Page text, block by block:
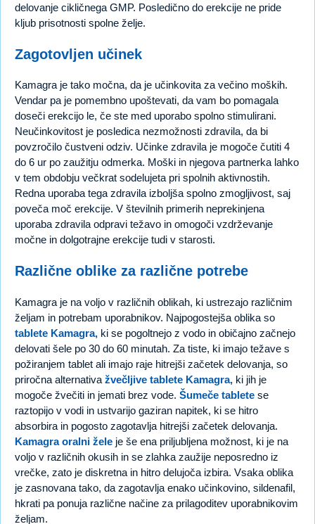
delovanje cikličnega GMP. Posledično do erekcije ne pride
kljub prisotnosti spolne želje.
Zagotovljen učinek
Kamagra je tako močna, da je učinkovita za večino moških.
Vendar pa je pomembno upoštevati, da vam bo pomagala
doseči erekcijo le, če ste med uporabo spolno stimulirani.
Neučinkovitost je posledica nezmožnosti zdravila, da bi
povzročilo čustveni odziv. Učinke zdravila je mogoče čutiti 4
do 6 ur po zaužitju odmerka. Moški in njegova partnerka lahko
v tem obdobju večkrat sodelujeta pri spolnih aktivnostih.
Redna uporaba tega zdravila izboljša spolno zmogljivost, saj
poveča moč erekcije. V številnih primerih neprekinjena
uporaba zdravila odpravi težavo in omogoči vzdrževanje
močne in dolgotrajne erekcije tudi v starosti.
Različne oblike za različne potrebe
Kamagra je na voljo v različnih oblikah, ki ustrezajo različnim
željam in potrebam uporabnikov. Najpogostejša oblika so
tablete Kamagra, ki se pogoltnejo z vodo in običajno začnejo
delovati šele po 30 do 60 minutah. Za tiste, ki imajo težave s
požiranjem tablet ali imajo raje hitrejši začetek delovanja, so
priročna alternativa žvečljive tablete Kamagra, ki jih je
mogoče žvečiti in jemati brez vode. Šumeče tablete se
raztopijo v vodi in ustvarijo gaziran napitek, ki se hitro
absorbira in pogosto zagotavlja hitrejši začetek delovanja.
Kamagra oralni žele je še ena priljubljena možnost, ki je na
voljo v različnih okusih in se zlahka zaužije neposredno iz
vrečke, zato je diskretna in hitro delujoča izbira. Vsaka oblika
je zasnovana tako, da zagotavlja enako učinkovino, sildenafil,
hkrati pa ponuja različne načine za prilagoditev uporabnikovim
željam.